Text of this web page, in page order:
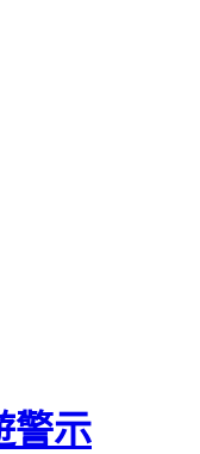
警示